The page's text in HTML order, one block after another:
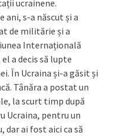
ucrainene.
ani, s-a născut și a
de militărie și a
Internațională
a decis să lupte
În Ucraina și-a găsit și
Tânăra a postat un
la scurt timp după
Ucraina, pentru un
dar ai fost aici ca să